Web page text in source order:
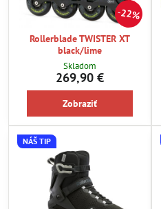
22%
Rollerblade TWISTER XT
black/lime
Skladom
269,90 €
Zobraziť
NÁŠ TIP